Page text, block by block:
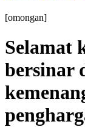
[omongan]
Selamat
bersinar